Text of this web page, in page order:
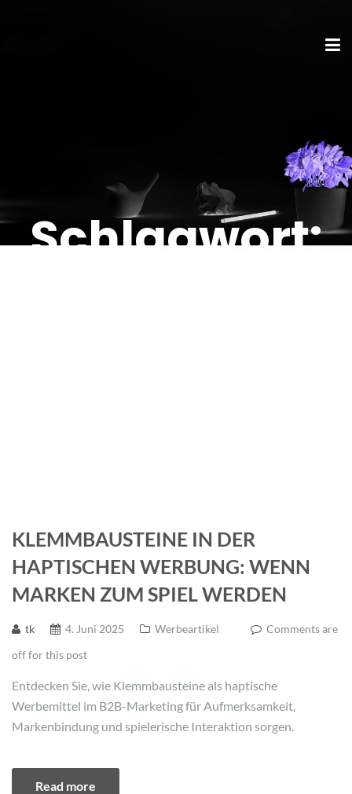
Schlagwort:
KLEMMBAUSTEINE IN DER
HAPTISCHEN WERBUNG: WENN
MARKEN ZUM SPIEL WERDEN
tk 4. Juni 2025 Werbeartikel
Comments are
off for this post
Entdecken Sie, wie Klemmbausteine als haptische
Werbemittel im B2B-Marketing für Aufmerksamkeit,
Markenbindung und spielerische Interaktion sorgen.
Read more